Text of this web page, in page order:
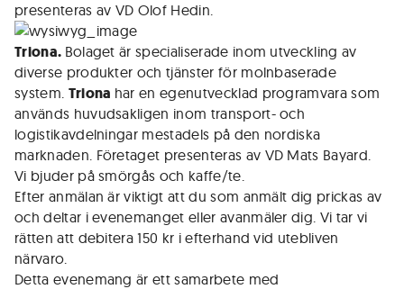
presenteras av VD Olof Hedin.
Triona. Bolaget är specialiserade inom utveckling av
diverse produkter och tjänster för molnbaserade
system. Triona har en egenutvecklad programvara som
används huvudsakligen inom transport- och
logistikavdelningar mestadels på den nordiska
marknaden. Företaget presenteras av VD Mats Bayard.
Vi bjuder på smörgås och kaffe/te.
Efter anmälan är viktigt att du som anmält dig prickas av
och deltar i evenemanget eller avanmäler dig. Vi tar vi
rätten att debitera 150 kr i efterhand vid utebliven
närvaro.
Detta evenemang är ett samarbete med